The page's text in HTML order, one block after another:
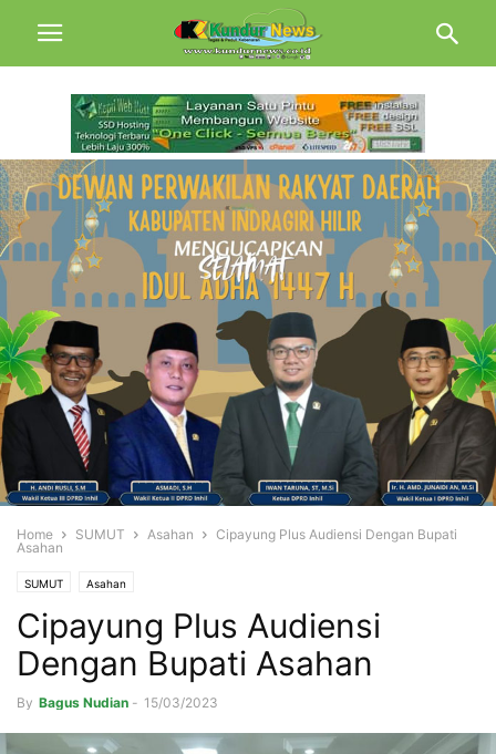
Home SUMUT Asahan
Cipayung Plus Audiensi Dengan Bupati
Asahan
SUMUT Asahan
Cipayung Plus Audiensi
Dengan Bupati Asahan
By Bagus Nudian - 15/03/2023